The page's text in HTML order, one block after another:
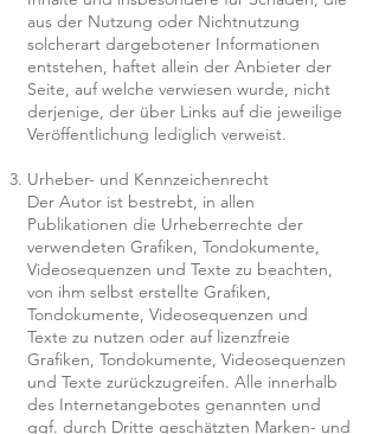
aus der Nutzung oder Nichtnutzung
solcherart dargebotener Informationen
entstehen, haftet allein der Anbieter der
Seite, auf welche verwiesen wurde, nicht
derjenige, der über Links auf die jeweilige
Veröffentlichung lediglich verweist.
Urheber- und Kennzeichenrecht
Der Autor ist bestrebt, in allen
Publikationen die Urheberrechte der
verwendeten Grafiken, Tondokumente,
Videosequenzen und Texte zu beachten,
von ihm selbst erstellte Grafiken,
Tondokumente, Videosequenzen und
Texte zu nutzen oder auf lizenzfreie
Grafiken, Tondokumente, Videosequenzen
und Texte zurückzugreifen. Alle innerhalb
des Internetangebotes genannten und
ggf. durch Dritte geschätzten Marken- und